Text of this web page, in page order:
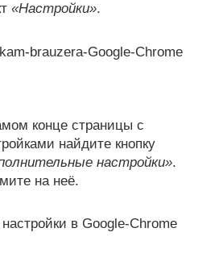
«Настройки».
конце страницы с
найдите кнопку
настройки».
на неё.